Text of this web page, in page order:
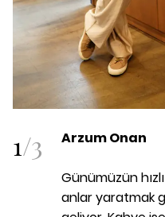
1/3 Arzum Onan
Günümüzün
anlar yaratmak